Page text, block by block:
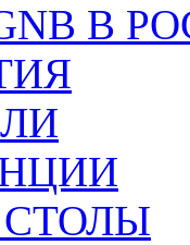
В